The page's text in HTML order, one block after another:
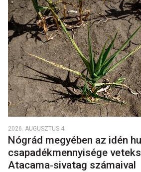
2026. AUGUSZTUS 4.
Nógrád megyében az idén
csapadékmennyisége
Atacama‑sivatag számaival